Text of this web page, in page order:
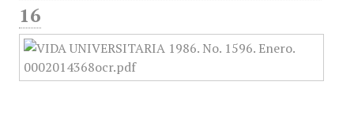
16